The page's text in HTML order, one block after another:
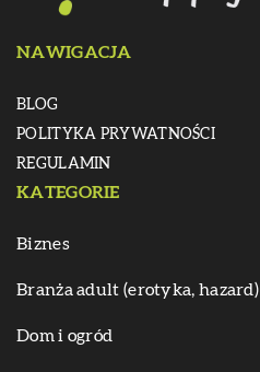
NAWIGACJA
BLOG
POLITYKA PRYWATNOŚCI
REGULAMIN
KATEGORIE
Biznes
Branża adult (erotyka, hazard)
Dom i ogród